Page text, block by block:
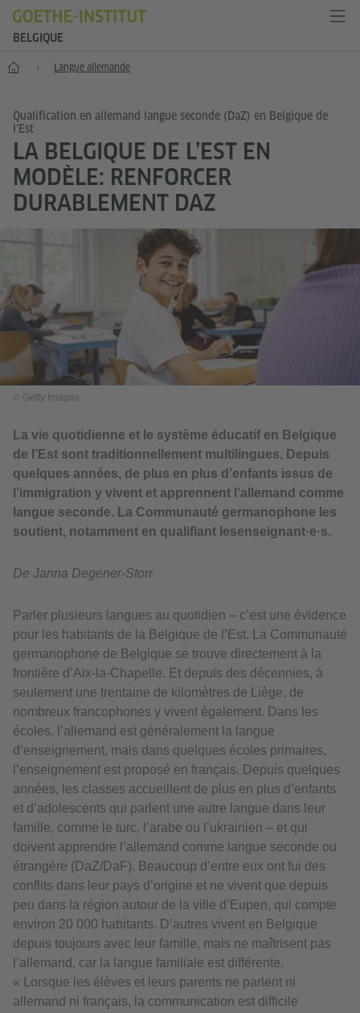
BELGIQUE
Accueil Langue allemande
Qualification en allemand langue seconde (DaZ) en Belgique de
l’Est
LA BELGIQUE DE L’EST EN
MODÈLE: RENFORCER
DURABLEMENT DAZ
© Getty Images
La vie quotidienne et le système éducatif en Belgique
de l’Est sont traditionnellement multilingues. Depuis
quelques années, de plus en plus d’enfants issus de
l’immigration y vivent et apprennent l’allemand comme
langue seconde. La Communauté germanophone les
soutient, notamment en qualifiant lesenseignant·e·s.
De Janna Degener-Storr
Parler plusieurs langues au quotidien – c’est une évidence
pour les habitants de la Belgique de l’Est. La Communauté
germanophone de Belgique se trouve directement à la
frontière d’Aix-la-Chapelle. Et depuis des décennies, à
seulement une trentaine de kilomètres de Liège, de
nombreux francophones y vivent également. Dans les
écoles, l’allemand est généralement la langue
d’enseignement, mais dans quelques écoles primaires,
l’enseignement est proposé en français. Depuis quelques
années, les classes accueillent de plus en plus d’enfants
et d’adolescents qui parlent une autre langue dans leur
famille, comme le turc, l’arabe ou l’ukrainien – et qui
doivent apprendre l’allemand comme langue seconde ou
étrangère (DaZ/DaF). Beaucoup d’entre eux ont fui des
conflits dans leur pays d’origine et ne vivent que depuis
peu dans la région autour de la ville d’Eupen, qui compte
environ 20 000 habitants. D’autres vivent en Belgique
depuis toujours avec leur famille, mais ne maîtrisent pas
l’allemand, car la langue familiale est différente.
« Lorsque les élèves et leurs parents ne parlent ni
allemand ni français, la communication est difficile